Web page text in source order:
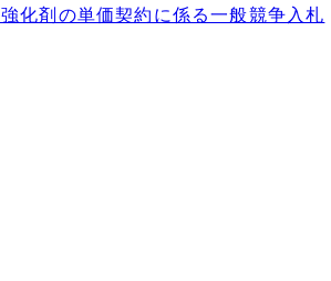
化剤の単価契約に係る一般競争入札